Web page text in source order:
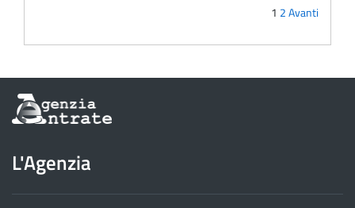
1 2Avanti
Informazioni
sul
dell'Agenzia
delle
Entrate
L'Agenzia